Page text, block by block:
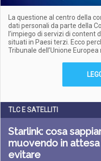
La questione al centro della
dati personali da parte della
l’impiego di servizi di
situati in Paesi terzi. Ecco
Tribunale dell’Unione
TLC E SATELLITI
Starlink: cosa
muovendo in
evitare